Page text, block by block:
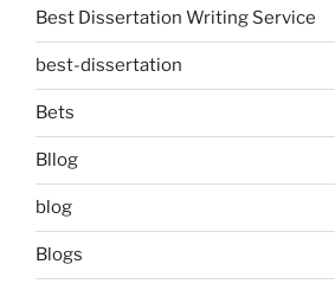
Best Dissertation Writing Service
best-dissertation
Bets
Bllog
blog
Blogs